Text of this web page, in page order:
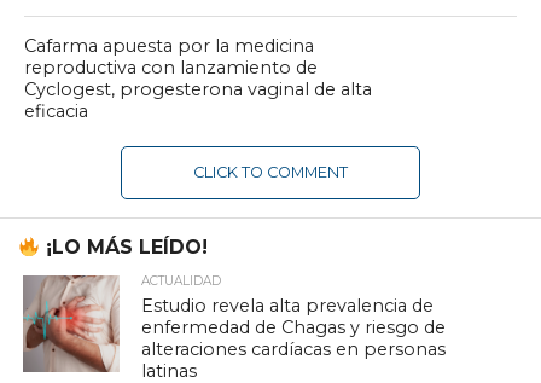
Cafarma apuesta por la medicina
reproductiva con lanzamiento de
Cyclogest, progesterona vaginal de alta
eficacia
CLICK TO COMMENT
¡LO MÁS LEÍDO!
ACTUALIDAD
Estudio revela alta prevalencia de
enfermedad de Chagas y riesgo de
alteraciones cardíacas en personas
latinas